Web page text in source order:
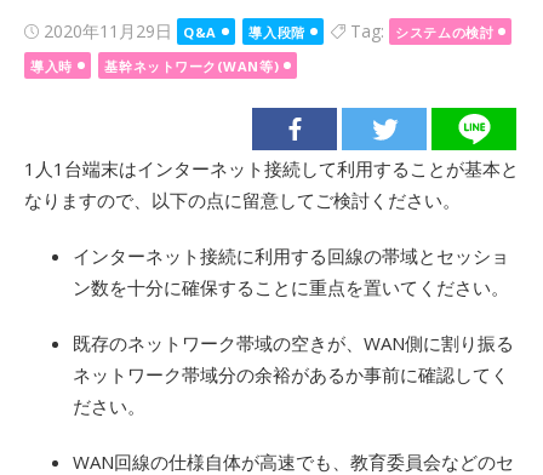
Posted
on
2020年11月29日 Q&A 導入段階 Tag:
システムの検討
導入時
基幹ネットワーク(WAN等)
1人1台端末はインターネット接続して利用することが基本と
なりますので、以下の点に留意してご検討ください。
インターネット接続に利用する回線の帯域とセッショ
ン数を十分に確保することに重点を置いてください。
既存のネットワーク帯域の空きが、WAN側に割り振る
ネットワーク帯域分の余裕があるか事前に確認してく
ださい。
WAN回線の仕様自体が高速でも、教育委員会などのセ